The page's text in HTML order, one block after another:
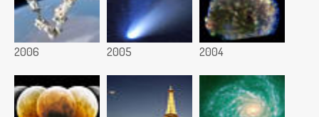
2006 2005 2004